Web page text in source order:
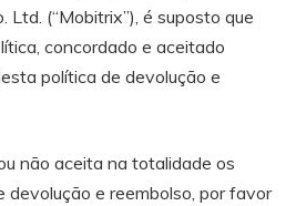
Ltd. (“Mobitrix”), é suposto que
concordado e aceitado
política de devolução e
não aceita na totalidade os
devolução e reembolso, por favor